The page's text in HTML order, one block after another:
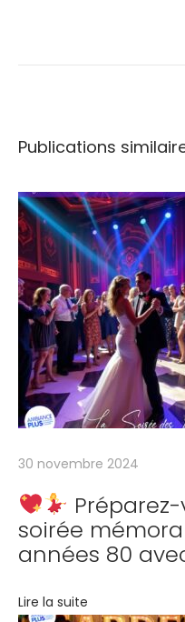
r
z
T
h
a
n
k
s
v
g
a
v
c
Publications
30 novembre 2024
soirée
années 80
Lire la suite